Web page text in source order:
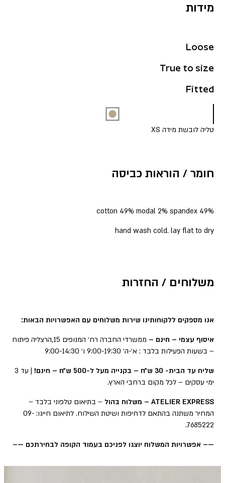
מידות
Loose
True to size
Fitted
טליה לובשת מידה XS
חומר / הוראות כביסה
49% cotton 49% modal 2% spandex
hand wash cold. lay flat to dry
משלוחים / החזרות
אנו מספקים ללקוחותינו שירות משלוחים עם האפשרויות הבאות:
איסוף עצמי – חינם –
ממשרדי החברה רח׳ המנופים 15,הרצליה פיתוח
– בשעות הפעילות בלבד : א׳-ה׳ 9:00-19:30 ו׳ 9:00-14:30
שליח עד הבית- 30 ש״ח – בקנייה מעל ל-500 ש״ח – חינם!
| עד 3
ימי עסקים – לכל מקום ברחבי הארץ.
ATELIER EXPRESS – משלוח בהול
– בתיאום טלפוני בלבד –
המחיר משתנה בהתאם לדחיפות ושיטת השילוח. לתיאום חייגו: 09-
7685222.
—– אפשרויות המשלוח יוצגו לפניכם בעמוד הקופה לבחירתכם —–